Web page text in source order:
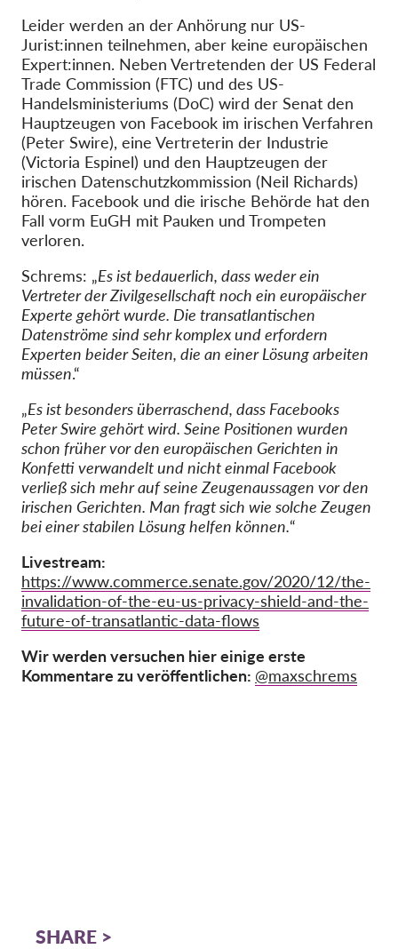
Leider werden an der Anhörung nur US-
Jurist:innen teilnehmen, aber keine europäischen
Expert:innen. Neben Vertretenden der US Federal
Trade Commission (FTC) und des US-
Handelsministeriums (DoC) wird der Senat den
Hauptzeugen von Facebook im irischen Verfahren
(Peter Swire), eine Vertreterin der Industrie
(Victoria Espinel) und den Hauptzeugen der
irischen Datenschutzkommission (Neil Richards)
hören. Facebook und die irische Behörde hat den
Fall vorm EuGH mit Pauken und Trompeten
verloren.
Schrems: „Es ist bedauerlich, dass weder ein
Vertreter der Zivilgesellschaft noch ein europäischer
Experte gehört wurde. Die transatlantischen
Datenströme sind sehr komplex und erfordern
Experten beider Seiten, die an einer Lösung arbeiten
müssen.“
„Es ist besonders überraschend, dass Facebooks
Peter Swire gehört wird. Seine Positionen wurden
schon früher vor den europäischen Gerichten in
Konfetti verwandelt und nicht einmal Facebook
verließ sich mehr auf seine Zeugenaussagen vor den
irischen Gerichten. Man fragt sich wie solche Zeugen
bei einer stabilen Lösung helfen können.“
Livestream:
https://www.commerce.senate.gov/2020/12/the-
invalidation-of-the-eu-us-privacy-shield-and-the-
future-of-transatlantic-data-flows
Wir werden versuchen hier einige erste
Kommentare zu veröffentlichen: @maxschrems
SHARE